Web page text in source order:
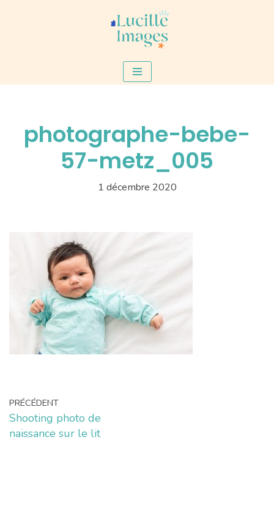
photographe-bebe-
57-metz_005
1 décembre 2020
PRÉCÉDENT
Shooting photo de
naissance sur le lit